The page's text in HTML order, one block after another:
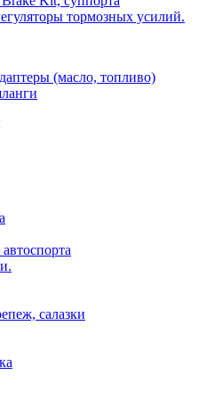
тормозных усилий.
(масло, топливо)
салазки